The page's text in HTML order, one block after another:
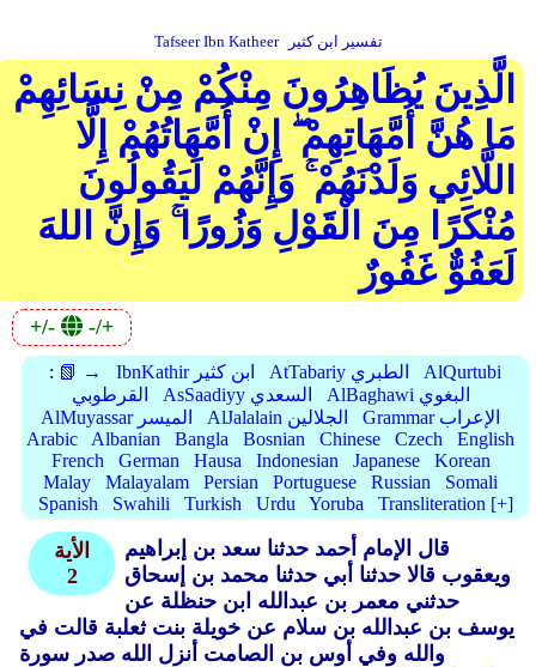
Tafseer Ibn Katheer تفسير ابن كثير
الَّذِينَ يُظَاهِرُونَ مِنْكُمْ مِنْ نِسَائِهِمْ
مَا هُنَّ أُمَّهَاتِهِمْ ۖ إِنْ أُمَّهَاتُهُمْ إِلَّا
اللَّائِي وَلَدْنَهُمْ ۚ وَإِنَّهُمْ لَيَقُولُونَ
مُنْكَرًا مِنَ الْقَوْلِ وَزُورًا ۚ وَإِنَّ اللهَ
لَعَفُوٌّ غَفُورٌ
+/- -/+
: 📗 → IbnKathir ابن كثير AtTabariy الطبري
AlQurtubi
القرطوبي
AsSaadiyy السعدي
AlBaghawi البغوي
AlMuyassar الميسر
AlJalalain الجلالين
Grammar الإعراب
Arabic
Albanian Bangla Bosnian Chinese Czech
English
French
German Hausa Indonesian Japanese
Korean
Malay
Malayalam Persian Portuguese Russian
Somali
Spanish
Swahili Turkish Urdu Yoruba Transliteration [+]
الأية
2
قال الإمام أحمد حدثنا سعد بن إبراهيم
ويعقوب قالا حدثنا أبي حدثنا محمد بن إسحاق
حدثني معمر بن عبدالله ابن حنظلة عن
يوسف بن عبدالله بن سلام عن خويلة بنت ثعلبة قالت في
والله وفي أوس بن الصامت أنزل الله صدر سورة